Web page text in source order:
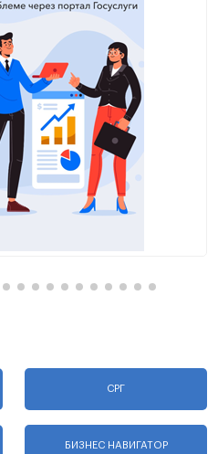
СРГ
БИЗНЕС НАВИГАТОР